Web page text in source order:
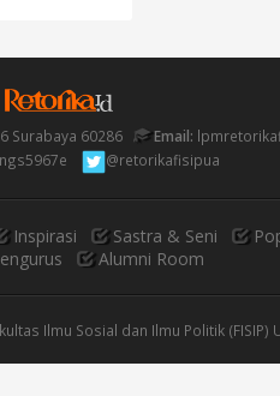
Surabaya 60286 Email:
@retorikafisipua
Inspirasi Sastra & Seni
Alumni Room
Ilmu Sosial dan Ilmu Politik